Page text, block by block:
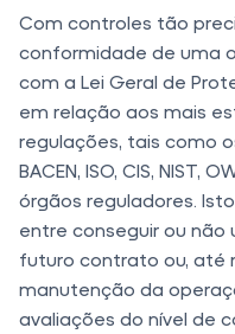
Com controles tão
conformidade de uma
com a Lei Geral de
em relação aos mais
regulações, tais como
BACEN, ISO, CIS, NIST,
órgãos reguladores.
entre conseguir ou não
futuro contrato ou, até
manutenção da
avaliações do nível de